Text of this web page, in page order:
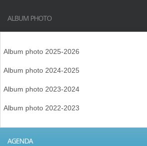
ALBUM PHOTO
Album photo 2025-2026
Album photo 2024-2025
Album photo 2023-2024
Album photo 2022-2023
AGENDA